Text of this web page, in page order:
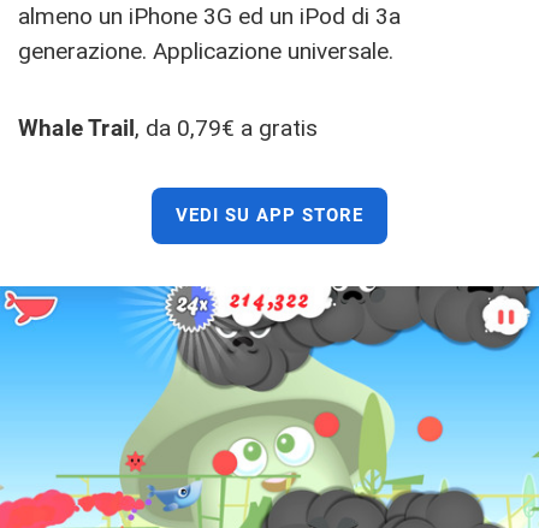
almeno un iPhone 3G ed un iPod di 3a
generazione. Applicazione universale.
Whale Trail, da 0,79€ a gratis
VEDI SU APP STORE